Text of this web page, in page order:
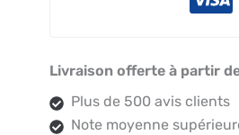
Livraison offerte à partir
Plus de 500 avis clients
Note moyenne